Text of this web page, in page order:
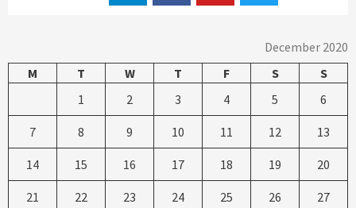
December 2020
M
T W T F S
S
1
2 3 4 5 6
7 8 9 10 11 12 13
14 15 16 17 18 19 20
21 22 23 24 25 26 27